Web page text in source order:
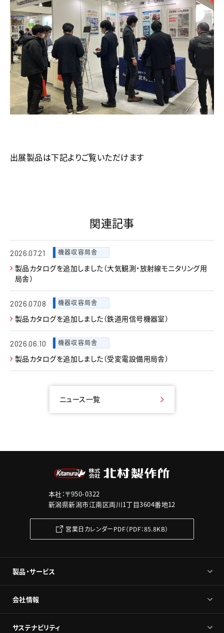
出展製品は下記よりご覧いただけます
関連記事
2026.07.21 機器収容局舎
製品カタログを追加しました（大気観測・放射線モニタリング用
局舎）
2026.07.08 機器収容局舎
製品カタログを追加しました（鉄道用信号機器室）
2026.06.10 機器収容局舎
製品カタログを追加しました（受変電設備用局舎）
ニュース一覧
本社：〒950-0322
新潟県新潟市江南区両川1丁目3604番地12
営業日カレンダーPDF（PDF：85.8KB）
製品・サービス
会社情報
サステナビリティ